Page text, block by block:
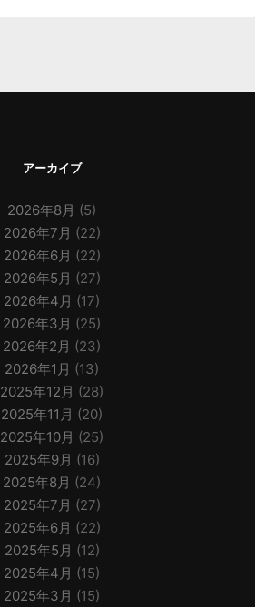
アーカイブ
2026年8月 (5)
2026年7月 (22)
2026年6月 (22)
2026年5月 (27)
2026年4月 (17)
2026年3月 (25)
2026年2月 (23)
2026年1月 (13)
2025年12月 (28)
2025年11月 (20)
2025年10月 (25)
2025年9月 (16)
2025年8月 (24)
2025年7月 (27)
2025年6月 (22)
2025年5月 (12)
2025年4月 (15)
2025年3月 (15)